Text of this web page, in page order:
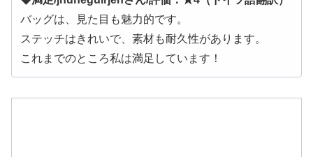
バッグは、見た目も魅力的です。
ステッチはきれいで、素材も耐久性があります。
これまでのところ私は満足しています！